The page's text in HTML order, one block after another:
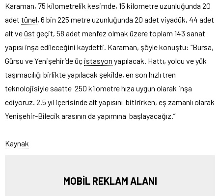
Karaman, 75 kilometrelik kesimde, 15 kilometre uzunluğunda 20
adet tünel, 6 bin 225 metre uzunluğunda 20 adet viyadük, 44 adet
alt veüst geçit, 58 adet menfez olmak üzere toplam 143 sanat
yapısı inşa edileceğini kaydetti. Karaman, şöyle konuştu: “Bursa,
Gürsu ve Yenişehir’de üç istasyon yapılacak. Hattı, yolcu ve yük
taşımacılığı birlikte yapılacak şekilde, en son hızlı tren
teknolojisiyle saatte 250 kilometre hıza uygun olarak inşa
ediyoruz. 2.5 yıl içerisinde alt yapısını bitirirken, eş zamanlı olarak
Yenişehir-Bilecik arasının da yapımına başlayacağız.”
Kaynak
MOBİL REKLAM ALANI